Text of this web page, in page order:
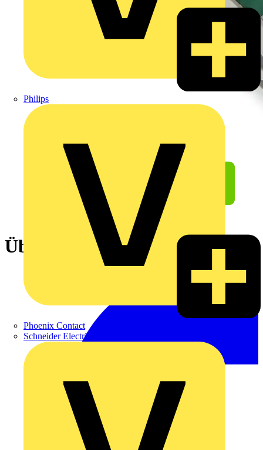
Philips
Phoenix Contact
Schneider Electric
Übergabemodul,RJ-45,RJ-45